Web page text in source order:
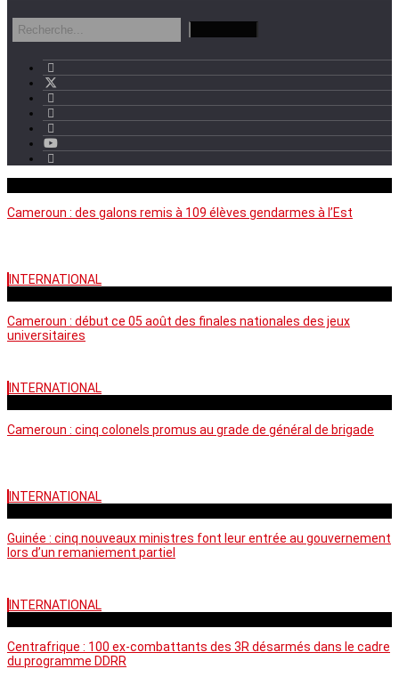
Cameroun : des galons remis à 109 élèves gendarmes à l’Est
INTERNATIONAL
Cameroun : début ce 05 août des finales nationales des jeux
universitaires
INTERNATIONAL
Cameroun : cinq colonels promus au grade de général de brigade
INTERNATIONAL
Guinée : cinq nouveaux ministres font leur entrée au gouvernement
lors d’un remaniement partiel
INTERNATIONAL
Centrafrique : 100 ex-combattants des 3R désarmés dans le cadre
du programme DDRR